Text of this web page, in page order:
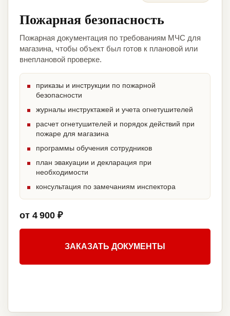
Пожарная безопасность
Пожарная документация по требованиям МЧС для
магазина, чтобы объект был готов к плановой или
внеплановой проверке.
приказы и инструкции по пожарной
безопасности
журналы инструктажей и учета огнетушителей
расчет огнетушителей и порядок действий при
пожаре для магазина
программы обучения сотрудников
план эвакуации и декларация при
необходимости
консультация по замечаниям инспектора
от 4 900 ₽
ЗАКАЗАТЬ ДОКУМЕНТЫ